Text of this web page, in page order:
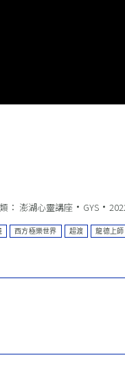
： 澎湖心靈講座 GYS
西方極樂世界 超渡 龍德上師